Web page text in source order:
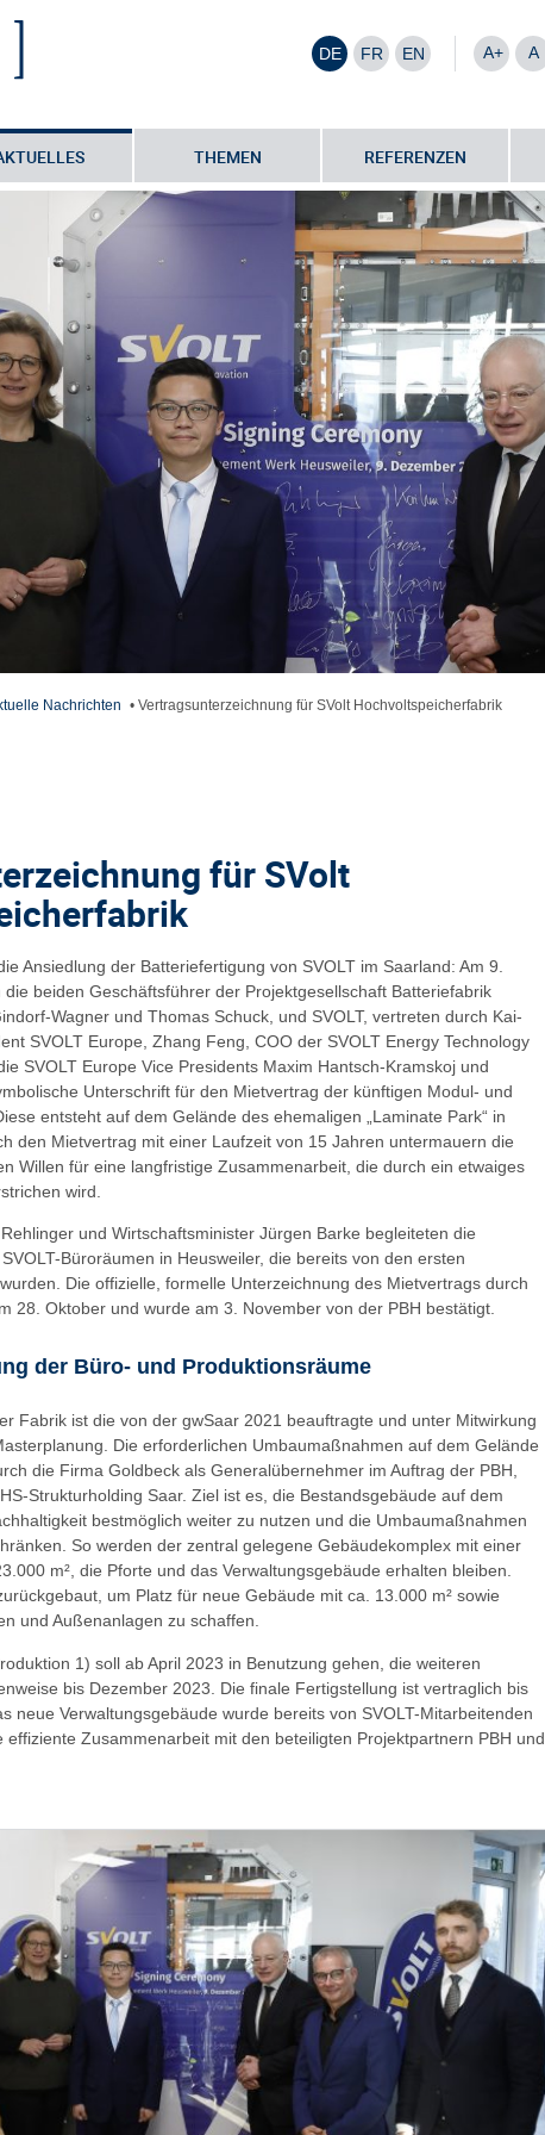
DE FR EN A+ A
THEMEN REFERENZEN
Nachrichten • Vertragsunterzeichnung für SVolt Hochvoltspeicherfabrik
für SVolt
Ansiedlung der Batteriefertigung von SVOLT im Saarland: Am 9.
beiden Geschäftsführer der Projektgesellschaft Batteriefabrik
Wagner und Thomas Schuck, und SVOLT, vertreten durch Kai-
SVOLT Europe, Zhang Feng, COO der SVOLT Energy Technology
SVOLT Europe Vice Presidents Maxim Hantsch-Kramskoj und
Unterschrift für den Mietvertrag der künftigen Modul- und
entsteht auf dem Gelände des ehemaligen „Laminate Park“ in
den Mietvertrag mit einer Laufzeit von 15 Jahren untermauern die
Willen für eine langfristige Zusammenarbeit, die durch ein etwaiges
wird.
und Wirtschaftsminister Jürgen Barke begleiteten die
Büroräumen in Heusweiler, die bereits von den ersten
Die offizielle, formelle Unterzeichnung des Mietvertrags durch
28. Oktober und wurde am 3. November von der PBH bestätigt.
der Büro- und Produktionsräume
Fabrik ist die von der gwSaar 2021 beauftragte und unter Mitwirkung
Die erforderlichen Umbaumaßnahmen auf dem Gelände
die Firma Goldbeck als Generalübernehmer im Auftrag der PBH,
Strukturholding Saar. Ziel ist es, die Bestandsgebäude auf dem
bestmöglich weiter zu nutzen und die Umbaumaßnahmen
So werden der zentral gelegene Gebäudekomplex mit einer
m², die Pforte und das Verwaltungsgebäude erhalten bleiben.
um Platz für neue Gebäude mit ca. 13.000 m² sowie
und Außenanlagen zu schaffen.
1) soll ab April 2023 in Benutzung gehen, die weiteren
bis Dezember 2023. Die finale Fertigstellung ist vertraglich bis
neue Verwaltungsgebäude wurde bereits von SVOLT-Mitarbeitenden
effiziente Zusammenarbeit mit den beteiligten Projektpartnern PBH und